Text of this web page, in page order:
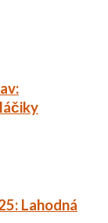
Lahodná